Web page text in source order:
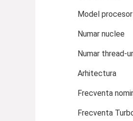
Model procesor
Numar nuclee
Numar thread-
Arhitectura
Frecventa
Frecventa